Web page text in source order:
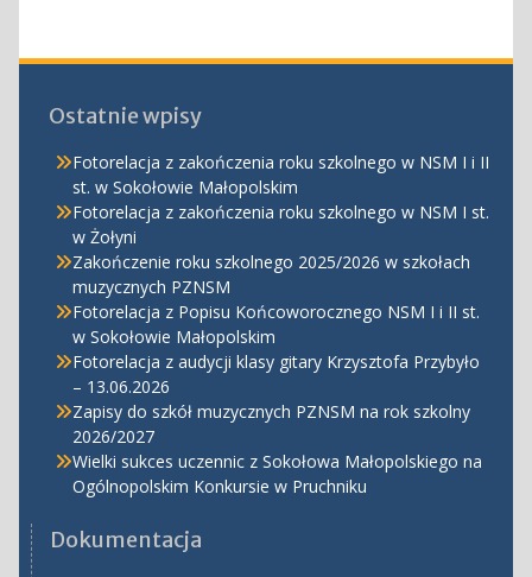
Ostatnie wpisy
Fotorelacja z zakończenia roku szkolnego w NSM I i II
st. w Sokołowie Małopolskim
Fotorelacja z zakończenia roku szkolnego w NSM I st.
w Żołyni
Zakończenie roku szkolnego 2025/2026 w szkołach
muzycznych PZNSM
Fotorelacja z Popisu Końcoworocznego NSM I i II st.
w Sokołowie Małopolskim
Fotorelacja z audycji klasy gitary Krzysztofa Przybyło
– 13.06.2026
Zapisy do szkół muzycznych PZNSM na rok szkolny
2026/2027
Wielki sukces uczennic z Sokołowa Małopolskiego na
Ogólnopolskim Konkursie w Pruchniku
Dokumentacja